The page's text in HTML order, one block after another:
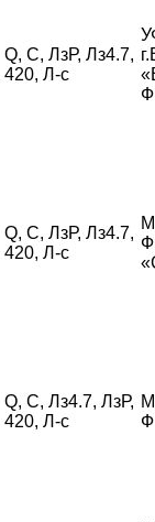
Q, С, ЛзР, Лз4.7,
420, Л-с
Q, С, ЛзР, Лз4.7,
420, Л-с
Q, С, Лз4.7, ЛзР,
420, Л-с